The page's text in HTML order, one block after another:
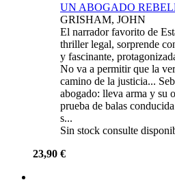
UN ABOGADO
GRISHAM, JOHN
El narrador favorito de
thriller legal, sorprende
y fascinante,
No va a permitir que la
camino de la justicia...
abogado: lleva arma y su
prueba de balas
s...
Sin stock consulte
23,90 €